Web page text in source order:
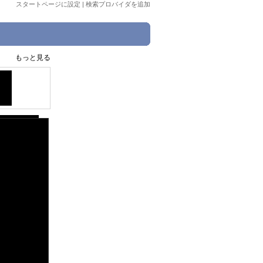
スタートページに設定 | 検索プロバイダを追加
もっと見る